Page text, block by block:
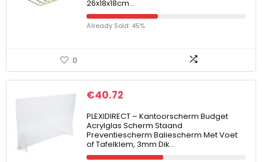
26x18x18cm…
Already Sold: 45%
0
€40.72
PLEXIDIRECT – Kantoorscherm Budget
Acrylglas Scherm Staand
Preventiescherm Baliescherm Met Voet
of Tafelklem, 3mm Dik…